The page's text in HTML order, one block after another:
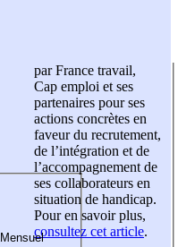
par France travail,
Cap emploi et ses
partenaires pour ses
actions concrètes en
faveur du recrutement,
de l’intégration et de
l’accompagnement de
ses collaborateurs en
situation de handicap.
Pour en savoir plus,
consultez cet article.